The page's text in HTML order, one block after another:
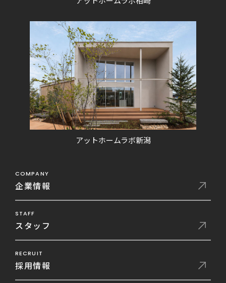
アットホームラボ新潟
COMPANY
企業情報
STAFF
スタッフ
RECRUIT
採用情報